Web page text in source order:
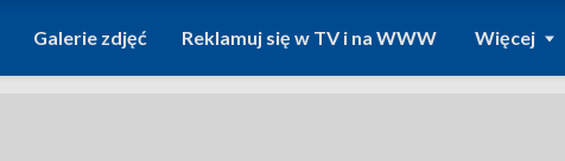
Galerie zdjęć Reklamuj się w TV i na WWW Więcej